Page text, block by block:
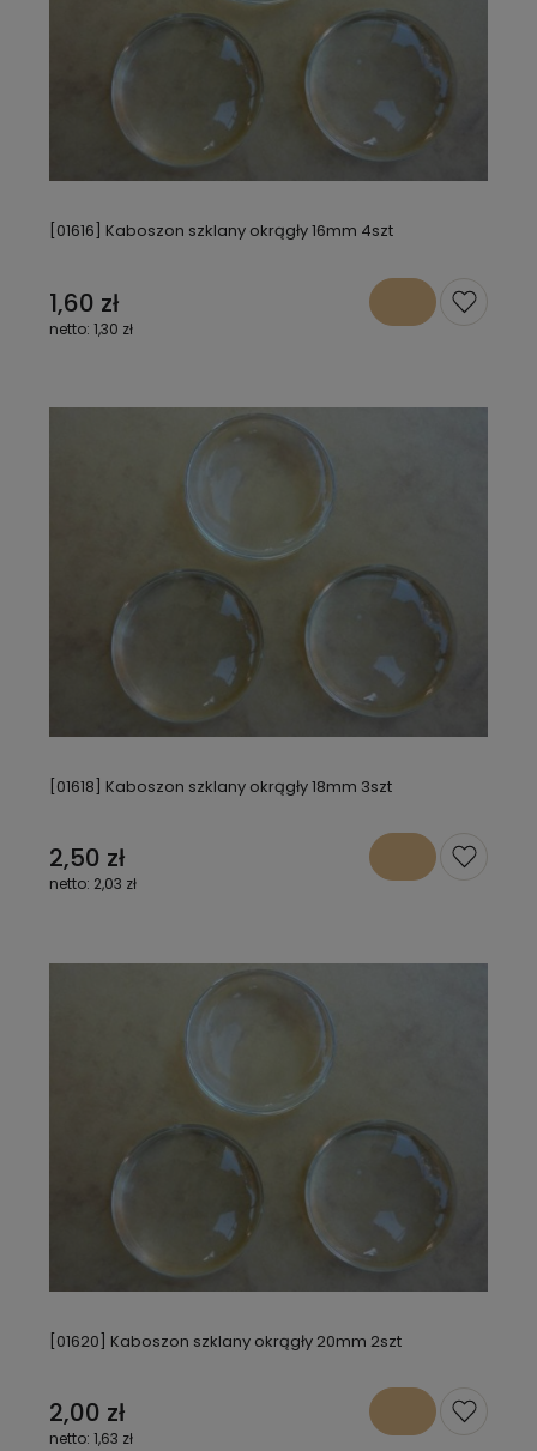
[01616] Kaboszon szklany okrągły 16mm 4szt
1,60 zł
1,30 zł
[01618] Kaboszon szklany okrągły 18mm 3szt
2,50 zł
2,03 zł
[01620] Kaboszon szklany okrągły 20mm 2szt
2,00 zł
1,63 zł